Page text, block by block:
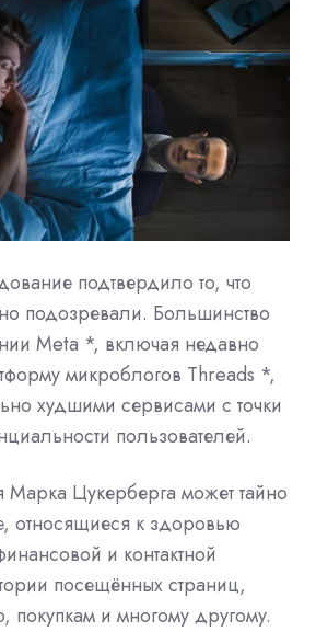
подтвердило то, что
подозревали. Большинство
Meta *, включая недавно
микроблогов Threads *,
худшими сервисами с точки
пользователей.
Цукерберга может тайно
относящиеся к здоровью
и контактной
посещённых страниц,
покупкам и многому другому.